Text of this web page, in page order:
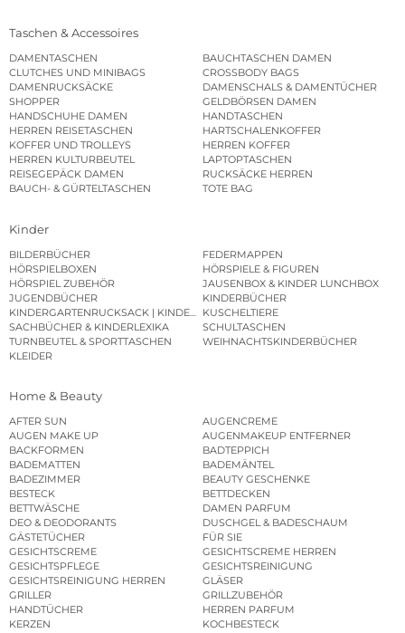
Taschen & Accessoires
DAMENTASCHEN
BAUCHTASCHEN DAMEN
CLUTCHES UND MINIBAGS
CROSSBODY BAGS
DAMENRUCKSÄCKE
DAMENSCHALS & DAMENTÜCHER
SHOPPER
GELDBÖRSEN DAMEN
HANDSCHUHE DAMEN
HANDTASCHEN
HERREN REISETASCHEN
HARTSCHALENKOFFER
KOFFER UND TROLLEYS
HERREN KOFFER
HERREN KULTURBEUTEL
LAPTOPTASCHEN
REISEGEPÄCK DAMEN
RUCKSÄCKE HERREN
BAUCH- & GÜRTELTASCHEN
TOTE BAG
Kinder
BILDERBÜCHER
FEDERMAPPEN
HÖRSPIELBOXEN
HÖRSPIELE & FIGUREN
HÖRSPIEL ZUBEHÖR
JAUSENBOX & KINDER LUNCHBOX
JUGENDBÜCHER
KINDERBÜCHER
KINDERGARTENRUCKSACK | KINDERGARTENBEUTEL
KUSCHELTIERE
SACHBÜCHER & KINDERLEXIKA
SCHULTASCHEN
TURNBEUTEL & SPORTTASCHEN
WEIHNACHTSKINDERBÜCHER
KLEIDER
Home & Beauty
AFTER SUN
AUGENCREME
AUGEN MAKE UP
AUGENMAKEUP ENTFERNER
BACKFORMEN
BADTEPPICH
BADEMATTEN
BADEMÄNTEL
BADEZIMMER
BEAUTY GESCHENKE
BESTECK
BETTDECKEN
BETTWÄSCHE
DAMEN PARFUM
DEO & DEODORANTS
DUSCHGEL & BADESCHAUM
GÄSTETÜCHER
FÜR SIE
GESICHTSCREME
GESICHTSCREME HERREN
GESICHTSPFLEGE
GESICHTSREINIGUNG
GESICHTSREINIGUNG HERREN
GLÄSER
GRILLER
GRILLZUBEHÖR
HANDTÜCHER
HERREN PARFUM
KERZEN
KOCHBESTECK